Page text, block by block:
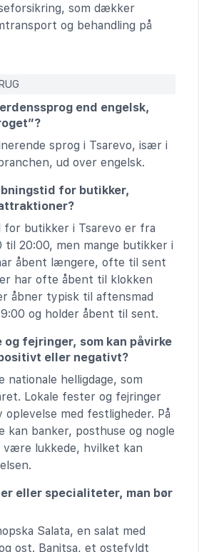
som dækker
og behandling på
end engelsk,
sprog i Tsarevo, især i
ud over engelsk.
for butikker,
for butikker i Tsarevo er fra
til 20:00, men mange butikker i
åbent længere, ofte til sent
har ofte åbent til klokken
åbner typisk til aftensmad
og holder åbent til sent.
og fejringer, som kan påvirke
eller negativt?
nationale helligdage, som
Lokale fester og fejringer
oplevelse med festligheder. På
kan banker, posthuse og nogle
være lukkede, hvilket kan
eller specialiteter, man bør
Salata, en salat med
ost. Banitsa, et ostefyldt